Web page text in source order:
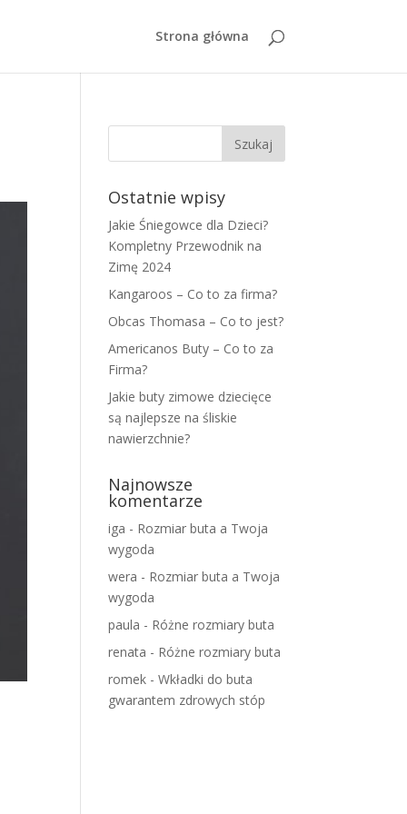
Strona główna
Ostatnie wpisy
Jakie Śniegowce dla Dzieci?
Kompletny Przewodnik na
Zimę 2024
Kangaroos – Co to za firma?
Obcas Thomasa – Co to jest?
Americanos Buty – Co to za
Firma?
Jakie buty zimowe dziecięce
są najlepsze na śliskie
nawierzchnie?
Najnowsze
komentarze
iga - Rozmiar buta a Twoja
wygoda
wera - Rozmiar buta a Twoja
wygoda
paula - Różne rozmiary buta
renata - Różne rozmiary buta
romek -Wkładki do buta
gwarantem zdrowych stóp